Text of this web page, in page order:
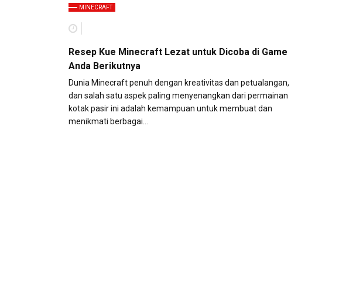
MINECRAFT
Resep Kue Minecraft Lezat untuk Dicoba di Game
Anda Berikutnya
Dunia Minecraft penuh dengan kreativitas dan petualangan,
dan salah satu aspek paling menyenangkan dari permainan
kotak pasir ini adalah kemampuan untuk membuat dan
menikmati berbagai…